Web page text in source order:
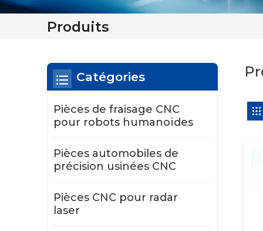
Produits
Catégories
Pièces de fraisage CNC
pour robots humanoïdes
Pièces automobiles de
précision usinées CNC
Pièces CNC pour radar
laser